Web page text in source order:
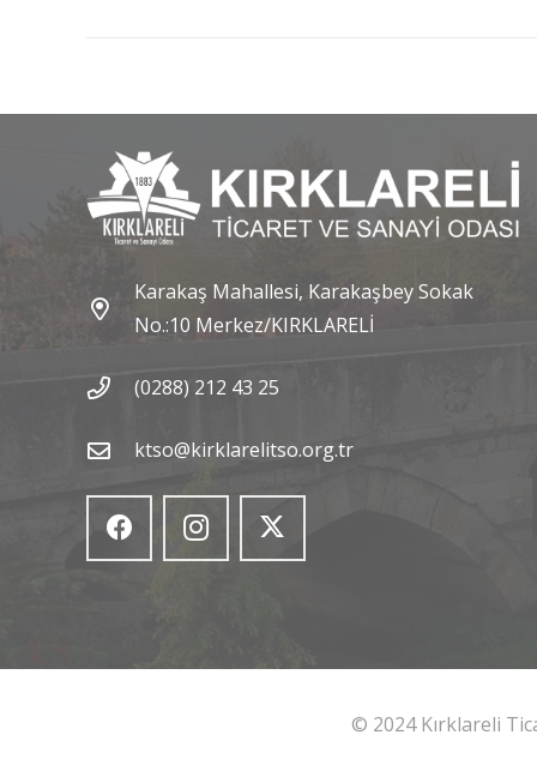
Karakaş Mahallesi, Karakaşbey Sokak
No.:10 Merkez/KIRKLARELİ
(0288) 212 43 25
ktso@kirklarelitso.org.tr
© 2024 Kırklareli